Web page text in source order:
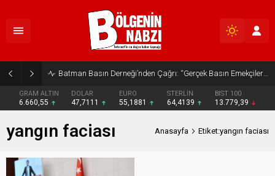
Batman Basın Derneği’nden Çağrı: “Gerçek Basın Emekçileri Desteklenmeli”
GRAM ALTIN
6.660,55
DOLAR
47,7111
EURO
55,1881
STERLİN
64,4139
BIST 100
13.779,39
yangın faciası Anasayfa Etiket:yangın faciası